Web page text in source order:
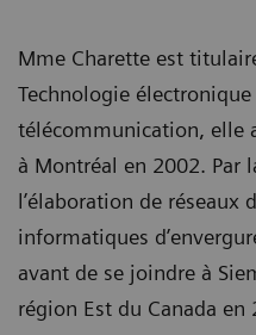
Mme Charette est
Technologie
télécommunication, elle
à Montréal en 2002. Par
l’élaboration de
informatiques
avant de se joindre à
région Est du Canada en